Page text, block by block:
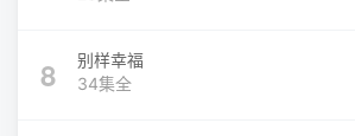
8
别样幸福
34集全